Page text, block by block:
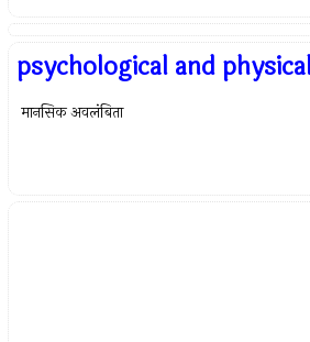
psychological and
मानसिक अवलंबिता